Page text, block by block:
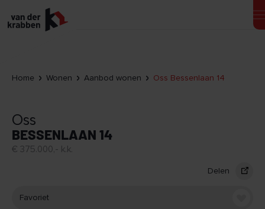
Home Wonen Aanbod wonen Oss Bessenlaan 14
Oss
BESSENLAAN 14
€ 375.000,- k.k.
Delen
Favoriet